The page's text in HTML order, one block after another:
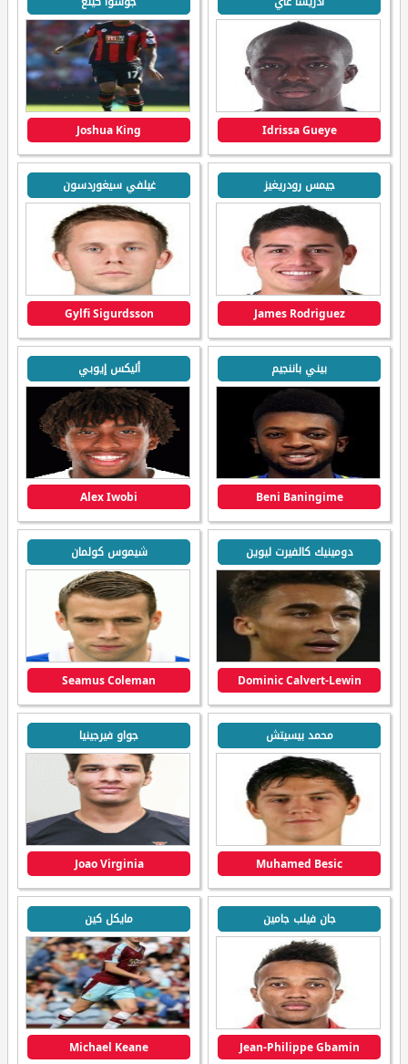
Idrissa Gueye
Joshua King
جيمس رودريغيز
James Rodriguez
غيلفي سيغوردسون
Gylfi Sigurdsson
بيني باننجيم
Beni Baningime
أليكس إيوبي
Alex Iwobi
دومينيك كالفيرت ليوين
Dominic Calvert-Lewin
شيموس كولمان
Seamus Coleman
محمد بيسيتش
Muhamed Besic
جواو فيرجينيا
Joao Virginia
جان فيلب جامين
Jean-Philippe Gbamin
مايكل كين
Michael Keane